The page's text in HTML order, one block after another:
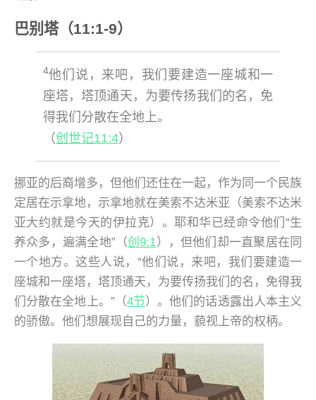
巴别塔（11:1-9）
4他们说，来吧，我们要建造一座城和一
座塔，塔顶通天，为要传扬我们的名，免
得我们分散在全地上。
（创世记11:4）
挪亚的后裔增多，但他们还住在一起，作为同一个民族
定居在示拿地，示拿地就在美索不达米亚（美索不达米
亚大约就是今天的伊拉克）。耶和华已经命令他们“生
养众多，遍满全地”（创9:1），但他们却一直聚居在同
一个地方。这些人说，“他们说，来吧，我们要建造一
座城和一座塔，塔顶通天，为要传扬我们的名，免得我
们分散在全地上。”（4节）。他们的话透露出人本主义
的骄傲。他们想展现自己的力量，藐视上帝的权柄。